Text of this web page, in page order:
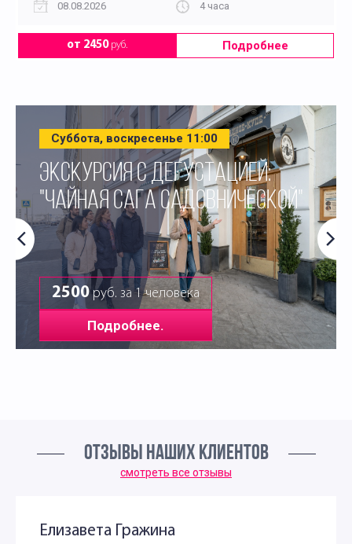
08.08.2026 4 часа
от 2450руб. Подробнее
Суббота, воскресенье 11:00
ЭКСКУРСИЯ С ДЕГУСТАЦИЕЙ:
"ЧАЙНАЯ САГА САДОВНИЧЕСКОЙ"
2500руб. за 1 человека
Подробнее.
ОТЗЫВЫ НАШИХ КЛИЕНТОВ
смотреть все отзывы
Елизавета Гражина